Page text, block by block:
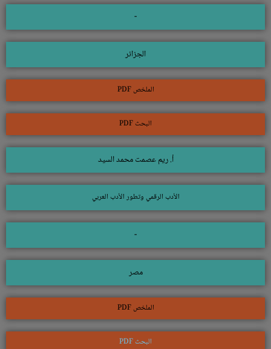
-
الجزائر
الملخص PDF
البحث PDF
أ. ريم عصمت محمد السيد
الأدب الرقمي وتطور الأدب العربي
-
مصر
الملخص PDF
البحث PDF